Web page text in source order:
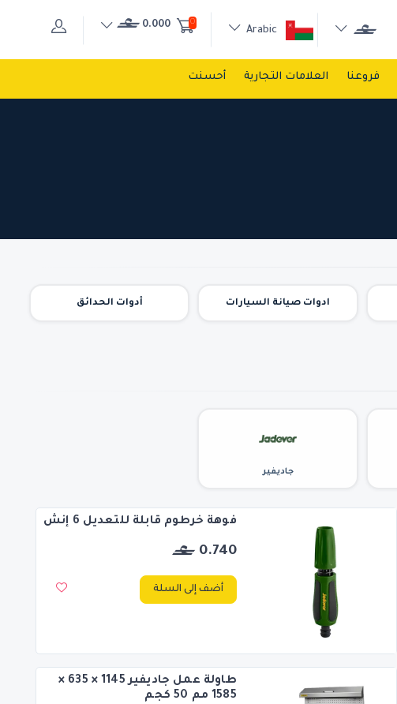
0
0.000
فروعنا العلامات التجارية أحسنت
ادوات صيانة السيارات أدوات الحدائق
جاديفير
فوهة خرطوم قابلة للتعديل 6 إنش
0.740
أضف إلى السلة
طاولة عمل جاديفير 1145 × 635 ×
1585 مم 50 كجم